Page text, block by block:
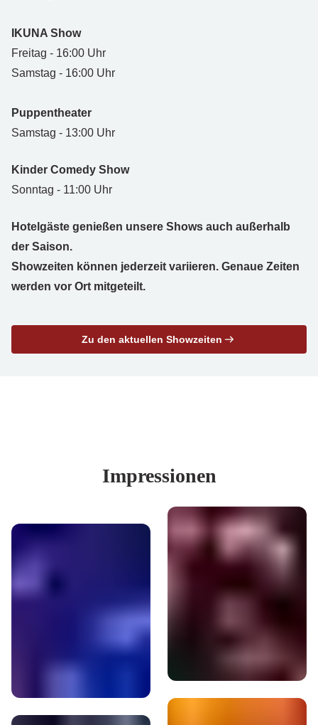
IKUNA Show
Freitag - 16:00 Uhr
Samstag - 16:00 Uhr
Puppentheater
Samstag - 13:00 Uhr
Kinder Comedy Show
Sonntag - 11:00 Uhr
Hotelgäste genießen unsere Shows auch außerhalb
der Saison.
Showzeiten können jederzeit variieren. Genaue Zeiten
werden vor Ort mitgeteilt.
Zu den aktuellen Showzeiten
Impressionen